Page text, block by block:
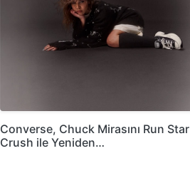
Converse, Chuck Mirasını Run Star
Crush ile Yeniden…